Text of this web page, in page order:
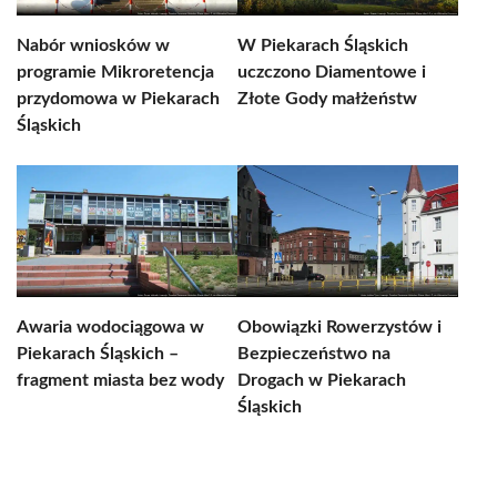
Nabór wniosków w
programie Mikroretencja
przydomowa w Piekarach
Śląskich
W Piekarach Śląskich
uczczono Diamentowe i
Złote Gody małżeństw
Awaria wodociągowa w
Piekarach Śląskich –
fragment miasta bez wody
Obowiązki Rowerzystów i
Bezpieczeństwo na
Drogach w Piekarach
Śląskich